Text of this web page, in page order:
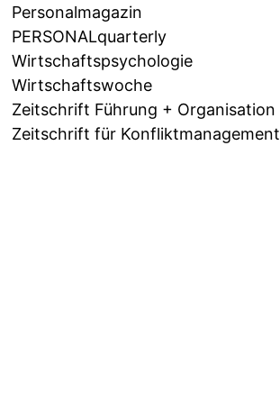
Personalmagazin
PERSONALquarterly
Wirtschaftspsychologie
Wirtschaftswoche
Zeitschrift Führung + Organisation
Zeitschrift für Konfliktmanagement